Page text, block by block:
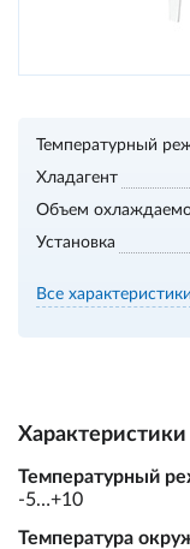
Температурный
Хладагент
Объем
Установка
Все характеристики
Характеристики
Температурный
-5…+10
Температура